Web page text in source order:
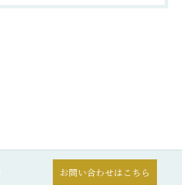
お問い合わせはこちら